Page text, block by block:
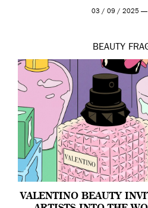
03 / 09 / 2025 —
BEAUTY
VALENTINO BEAUTY